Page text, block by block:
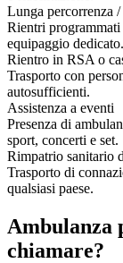
Lunga percorrenza
Rientri
equipaggio dedicato.
Rientro in RSA o
Trasporto con
autosufficienti.
Assistenza a eventi
Presenza di
sport, concerti e set.
Rimpatrio sanitario
Trasporto di
qualsiasi paese.
Ambulanza
chiamare?